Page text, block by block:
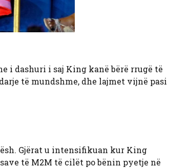
i dashuri i saj King kanë bërë rrugë të
të mundshme, dhe lajmet vijnë pasi
Gjërat u intensifikuan kur King
të M2M të cilët po bënin pyetje në